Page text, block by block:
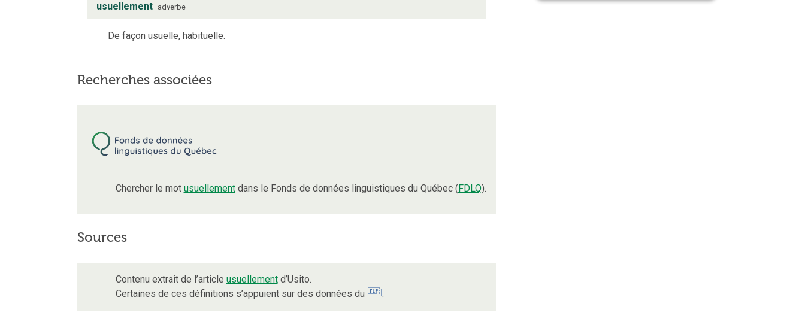
usuellement adverbe
De façon usuelle, habituelle.
Recherches associées
Chercher le mot usuellementdans le Fonds de données linguistiques du Québec (FDLQ).
Sources
Contenu extrait de l’article usuellementd’Usito.
Certaines de ces définitions s’appuient sur des données du
.